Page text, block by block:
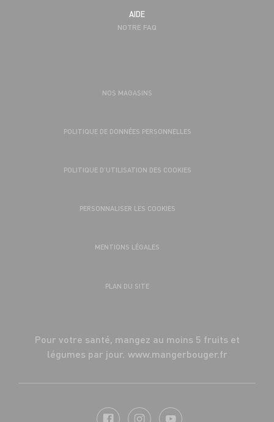
AIDE
NOTRE FAQ
NOS MAGASINS
POLITIQUE DE DONNÉES PERSONNELLES
POLITIQUE D’UTILISATION DES COOKIES
PERSONNALISER LES COOKIES
MENTIONS LÉGALES
PLAN DU SITE
Pour votre santé, mangez au moins 5 fruits et
légumes par jour. www.mangerbouger.fr